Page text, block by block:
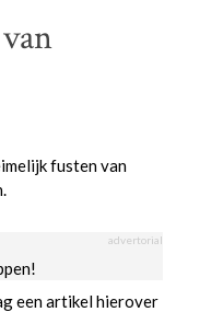
fusten van
advertorial
een artikel hierover